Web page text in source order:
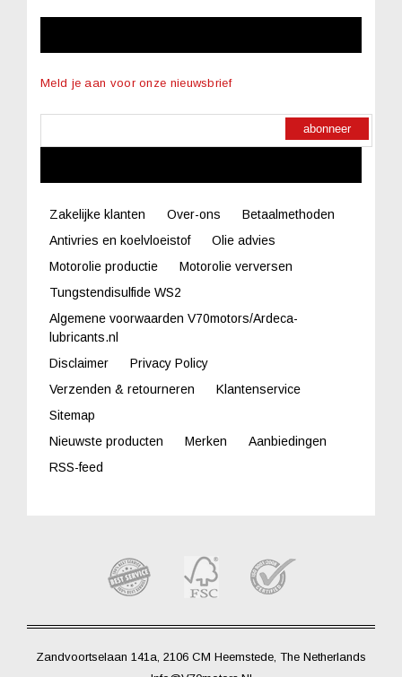
Meld je aan voor onze nieuwsbrief
abonneer
Zakelijke klanten Over-ons
Betaalmethoden
Antivries en koelvloeistof
Olie advies
Motorolie productie
Motorolie verversen
Tungstendisulfide WS2
Algemene voorwaarden V70motors/Ardeca-
lubricants.nl
Disclaimer
Privacy Policy
Verzenden & retourneren
Klantenservice
Sitemap
Nieuwste producten
Merken
Aanbiedingen
RSS-feed
Zandvoortselaan 141a, 2106 CM Heemstede, The Netherlands